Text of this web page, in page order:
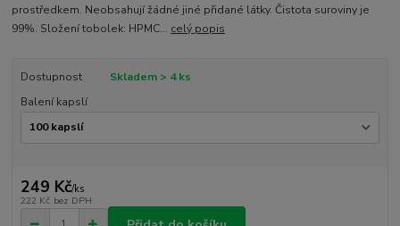
prostředkem. Neobsahují žádné jiné přidané látky. Čistota suroviny je
99%. Složení tobolek: HPMC... celý popis
Dostupnost
Skladem > 4 ks
Balení kapslí
249 Kč/ks
222 Kč bez DPH